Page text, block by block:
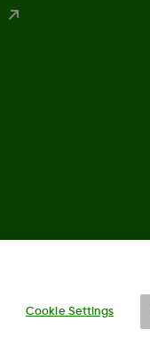
Cookie Settings